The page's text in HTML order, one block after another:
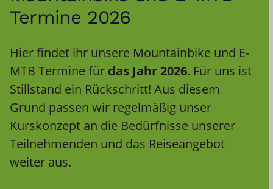
Termine 2026
Hier findet ihr unsere Mountainbike und E-
MTB Termine für das Jahr 2026. Für uns ist
Stillstand ein Rückschritt! Aus diesem
Grund passen wir regelmäßig unser
Kurskonzept an die Bedürfnisse unserer
Teilnehmenden und das Reiseangebot
weiter aus.